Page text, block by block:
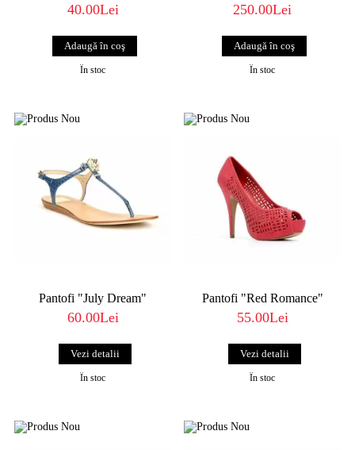
40.00Lei
În stoc
250.00Lei
În stoc
Pantofi "July Dream"
60.00Lei
Vezi detalii
În stoc
Pantofi "Red Romance"
55.00Lei
Vezi detalii
În stoc